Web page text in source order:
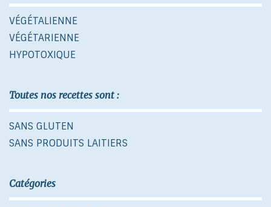
VÉGÉTALIENNE
VÉGÉTARIENNE
HYPOTOXIQUE
Toutes nos recettes sont :
SANS GLUTEN
SANS PRODUITS LAITIERS
Catégories